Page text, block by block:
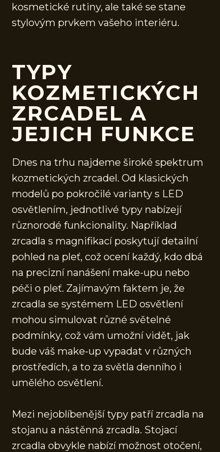
kosmetické rutiny, ale také se stane
stylovým prvkem vašeho interiéru.
TYPY
KOZMETICKÝCH
ZRCADEL A
JEJICH FUNKCE
Dnes na trhu najdeme široké spektrum
kozmetických zrcadel. Od klasických
modelů po pokročilé varianty s LED
osvětlením, jednotlivé typy nabízejí
různorodé funkcionality. Například
zrcadla s magnifikací poskytují detailní
pohled na pleť, což ocení každý, kdo dbá
na precizní nanášení make-upu nebo
péči o pleť. Zajímavým faktem je, že
zrcadla se systémem LED osvětlení
mohou simulovat různé světelné
podmínky, což vám umožní vidět, jak
bude váš make-up vypadat v různých
prostředích, a to za světla denního i
umělého osvětlení.
Mezi nejoblíbenější typy patří zrcadla na
stojanu a nástěnná zrcadla. Stojací
zrcadla obvykle nabízí možnost otočení,